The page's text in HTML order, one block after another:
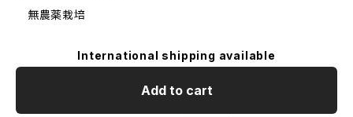
無農薬栽培
International shipping available
Add to cart